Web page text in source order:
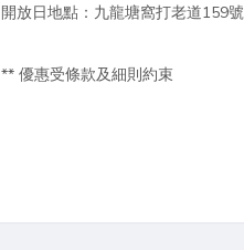
開放日地點：九龍塘窩打老道159號
** 優惠受條款及細則約束